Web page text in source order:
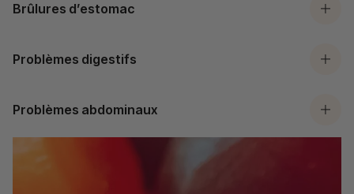
Brûlures d’estomac
Problèmes digestifs
Problèmes abdominaux